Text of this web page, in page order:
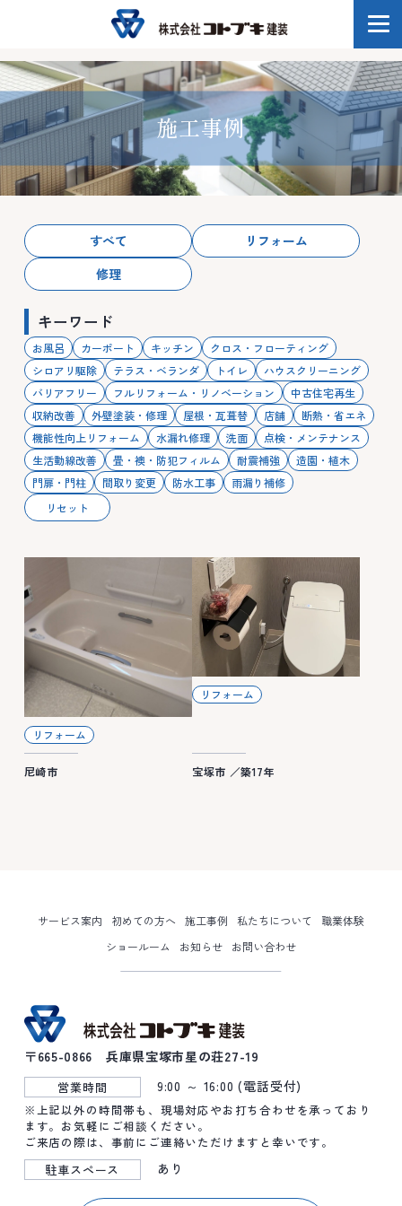
施工事例
すべて
リフォーム
修理
キーワード
お風呂 カーポート キッチン
クロス・フローティング
シロアリ駆除
テラス・ベランダ トイレ
ハウスクリーニング
バリアフリー
フルリフォーム・リノベーション
中古住宅再生
収納改善
外壁塗装・修理 屋根・瓦葺替 店舗
断熱・省エネ
機能性向上リフォーム
水漏れ修理 洗面
点検・メンテナンス
生活動線改善
畳・襖・防犯フィルム 耐震補強
造園・植木
門扉・門柱
間取り変更 防水工事
雨漏り補修
リセット
リフォーム
尼崎市
リフォーム
宝塚市 ／築17年
サービス案内 初めての方へ 施工事例 私たちについて
職業体験
ショールーム
お知らせ お問い合わせ
〒665-0866 兵庫県宝塚市星の荘27-19
営業時間 9:00 ～ 16:00 (電話受付)
※上記以外の時間帯も、現場対応やお打ち合わせを承っており
ます。お気軽にご相談ください。
ご来店の際は、事前にご連絡いただけますと幸いです。
駐車スペース
あり